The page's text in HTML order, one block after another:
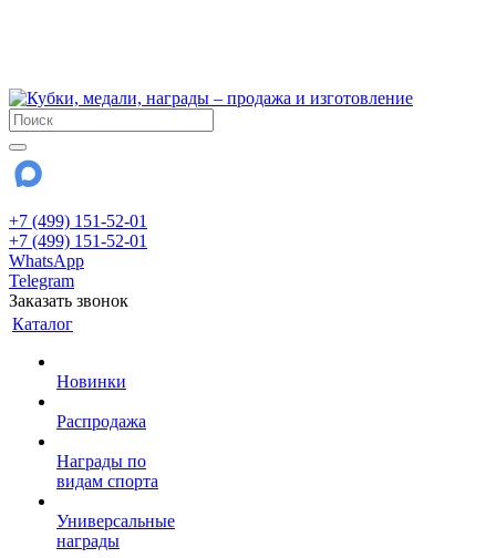
+7 (499) 151-52-01
+7 (499) 151-52-01
WhatsApp
Telegram
Заказать звонок
Каталог
Новинки
Распродажа
Награды по
видам спорта
Универсальные
награды